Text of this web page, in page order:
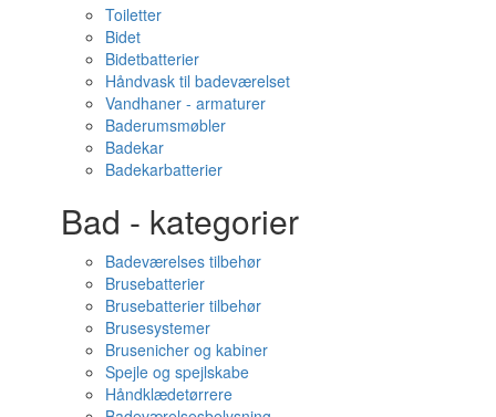
Toiletter
Bidet
Bidetbatterier
Håndvask til badeværelset
Vandhaner - armaturer
Baderumsmøbler
Badekar
Badekarbatterier
Bad - kategorier
Badeværelses tilbehør
Brusebatterier
Brusebatterier tilbehør
Brusesystemer
Brusenicher og kabiner
Spejle og spejlskabe
Håndklædetørrere